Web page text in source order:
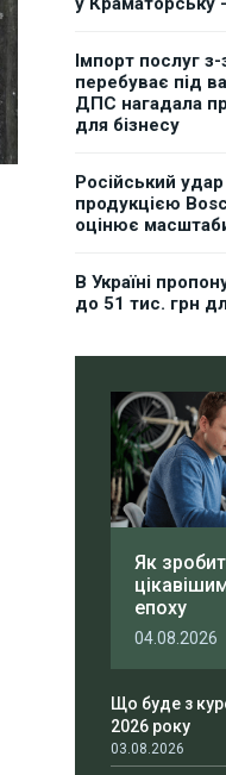
Імпорт послуг
перебуває під
ДПС нагадала
для бізнесу
Російський
продукцією
оцінює
В Україні
до 51 тис. грн
Як
епоху
04.08.2026
Що буде з
2026 року
03.08.2026